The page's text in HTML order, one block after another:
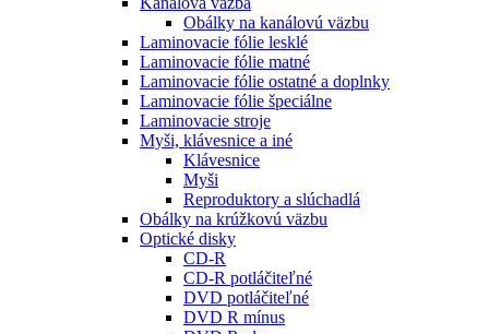
Obálky na kanálovú väzbu
Laminovacie fólie lesklé
Laminovacie fólie matné
Laminovacie fólie ostatné a doplnky
Laminovacie fólie špeciálne
Laminovacie stroje
Myši, klávesnice a iné
Klávesnice
Myši
Reproduktory a slúchadlá
Obálky na krúžkovú väzbu
Optické disky
CD-R
CD-R potláčiteľné
DVD potláčiteľné
DVD R mínus